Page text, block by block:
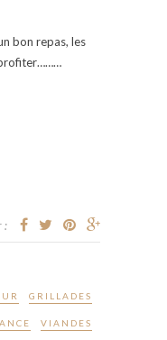
bon repas, les
profiter………
:
GRILLADES
VIANDES